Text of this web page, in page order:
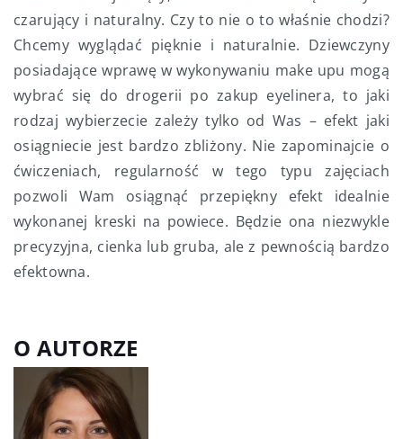
czarujący i naturalny. Czy to nie o to właśnie chodzi?
Chcemy wyglądać pięknie i naturalnie. Dziewczyny
posiadające wprawę w wykonywaniu make upu mogą
wybrać się do drogerii po zakup eyelinera, to jaki
rodzaj wybierzecie zależy tylko od Was – efekt jaki
osiągniecie jest bardzo zbliżony. Nie zapominajcie o
ćwiczeniach, regularność w tego typu zajęciach
pozwoli Wam osiągnąć przepiękny efekt idealnie
wykonanej kreski na powiece. Będzie ona niezwykle
precyzyjna, cienka lub gruba, ale z pewnością bardzo
efektowna.
O AUTORZE